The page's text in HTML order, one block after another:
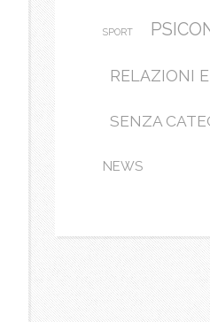
SPORT
RELAZIONI
SENZA
NEWS